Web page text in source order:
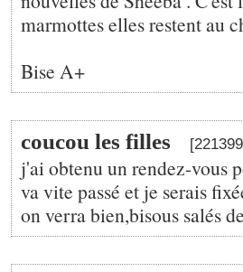
marmottes elles restent au
Bise A+
coucou les filles
j'ai obtenu un rendez-vous
va vite passé et je serais
on verra bien,bisous salés